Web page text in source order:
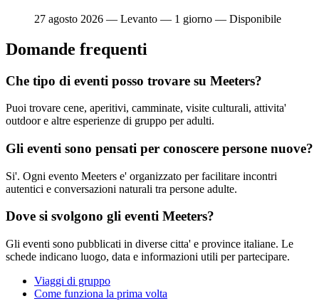
27 agosto 2026 — Levanto — 1 giorno — Disponibile
Domande frequenti
Che tipo di eventi posso trovare su Meeters?
Puoi trovare cene, aperitivi, camminate, visite culturali, attivita'
outdoor e altre esperienze di gruppo per adulti.
Gli eventi sono pensati per conoscere persone nuove?
Si'. Ogni evento Meeters e' organizzato per facilitare incontri
autentici e conversazioni naturali tra persone adulte.
Dove si svolgono gli eventi Meeters?
Gli eventi sono pubblicati in diverse citta' e province italiane. Le
schede indicano luogo, data e informazioni utili per partecipare.
Viaggi di gruppo
Come funziona la prima volta